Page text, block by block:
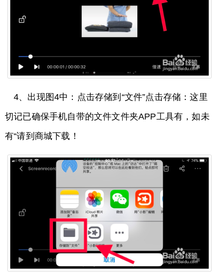
4、出现图4中：点击存储到“文件”点击存储：这里
切记已确保手机自带的文件文件夹APP工具有，如未
有“请到商城下载！